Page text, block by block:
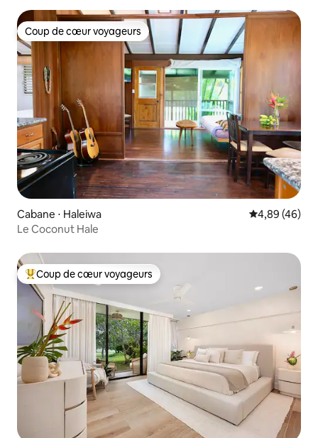
Coup de cœur voyageurs
Coup de cœur voyageurs
Cabane ⋅ Haleiwa Évaluation
4,89 (46)
Le Coconut Hale
Coups de cœur voyageurs les plus appréciés
Coup de cœur voyageurs